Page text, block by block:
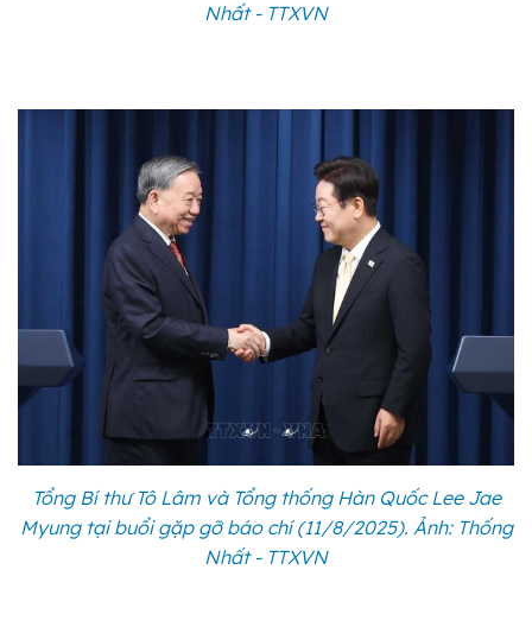
Nhất - TTXVN
Tổng Bí thư Tô Lâm và Tổng thống Hàn Quốc Lee Jae
Myung tại buổi gặp gỡ báo chí (11/8/2025). Ảnh: Thống
Nhất - TTXVN